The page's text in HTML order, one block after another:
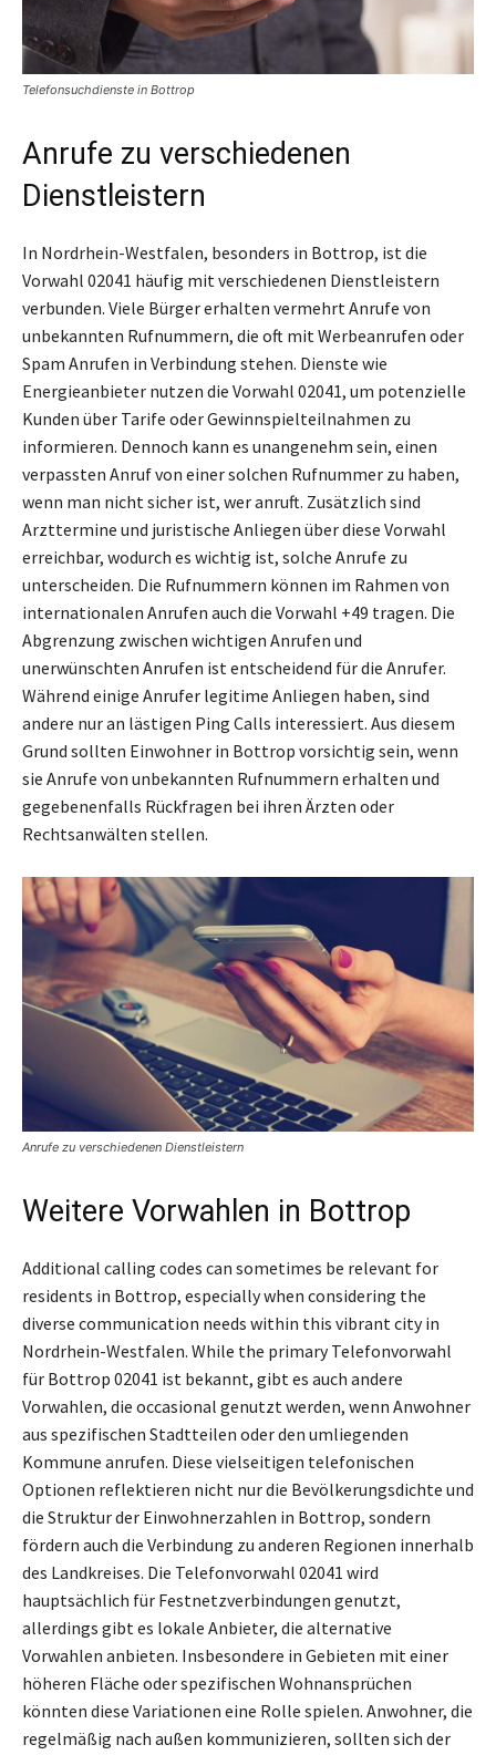
Telefonsuchdienste in Bottrop
Anrufe zu verschiedenen
Dienstleistern
In Nordrhein-Westfalen, besonders in Bottrop, ist die
Vorwahl 02041 häufig mit verschiedenen Dienstleistern
verbunden. Viele Bürger erhalten vermehrt Anrufe von
unbekannten Rufnummern, die oft mit Werbeanrufen oder
Spam Anrufen in Verbindung stehen. Dienste wie
Energieanbieter nutzen die Vorwahl 02041, um potenzielle
Kunden über Tarife oder Gewinnspielteilnahmen zu
informieren. Dennoch kann es unangenehm sein, einen
verpassten Anruf von einer solchen Rufnummer zu haben,
wenn man nicht sicher ist, wer anruft. Zusätzlich sind
Arzttermine und juristische Anliegen über diese Vorwahl
erreichbar, wodurch es wichtig ist, solche Anrufe zu
unterscheiden. Die Rufnummern können im Rahmen von
internationalen Anrufen auch die Vorwahl +49 tragen. Die
Abgrenzung zwischen wichtigen Anrufen und
unerwünschten Anrufen ist entscheidend für die Anrufer.
Während einige Anrufer legitime Anliegen haben, sind
andere nur an lästigen Ping Calls interessiert. Aus diesem
Grund sollten Einwohner in Bottrop vorsichtig sein, wenn
sie Anrufe von unbekannten Rufnummern erhalten und
gegebenenfalls Rückfragen bei ihren Ärzten oder
Rechtsanwälten stellen.
Anrufe zu verschiedenen Dienstleistern
Weitere Vorwahlen in Bottrop
Additional calling codes can sometimes be relevant for
residents in Bottrop, especially when considering the
diverse communication needs within this vibrant city in
Nordrhein-Westfalen. While the primary Telefonvorwahl
für Bottrop 02041 ist bekannt, gibt es auch andere
Vorwahlen, die occasional genutzt werden, wenn Anwohner
aus spezifischen Stadtteilen oder den umliegenden
Kommune anrufen. Diese vielseitigen telefonischen
Optionen reflektieren nicht nur die Bevölkerungsdichte und
die Struktur der Einwohnerzahlen in Bottrop, sondern
fördern auch die Verbindung zu anderen Regionen innerhalb
des Landkreises. Die Telefonvorwahl 02041 wird
hauptsächlich für Festnetzverbindungen genutzt,
allerdings gibt es lokale Anbieter, die alternative
Vorwahlen anbieten. Insbesondere in Gebieten mit einer
höheren Fläche oder spezifischen Wohnansprüchen
könnten diese Variationen eine Rolle spielen. Anwohner, die
regelmäßig nach außen kommunizieren, sollten sich der